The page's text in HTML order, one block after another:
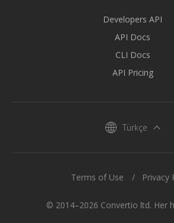
Developers API
API Docs
CLI Docs
API Pricing
Türkçe
© 2014–2026 Convertio ltd. Her
Terms of Use Privacy